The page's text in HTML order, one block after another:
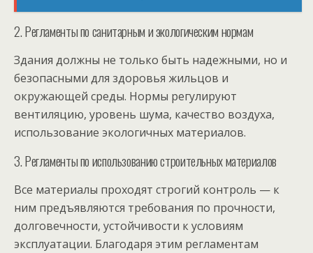
2. Регламенты по санитарным и экологическим нормам
Здания должны не только быть надежными, но и
безопасными для здоровья жильцов и
окружающей среды. Нормы регулируют
вентиляцию, уровень шума, качество воздуха,
использование экологичных материалов.
3. Регламенты по использованию строительных материалов
Все материалы проходят строгий контроль — к
ним предъявляются требования по прочности,
долговечности, устойчивости к условиям
эксплуатации. Благодаря этим регламентам